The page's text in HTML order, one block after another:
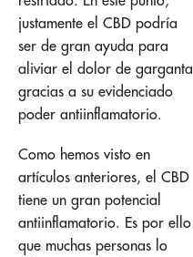
justamente el CBD podría
ser de gran ayuda para
aliviar el dolor de garganta
gracias a su evidenciado
poder antiinflamatorio.
Como hemos visto en
artículos anteriores, el CBD
tiene un gran potencial
antiinflamatorio. Es por ello
que muchas personas lo